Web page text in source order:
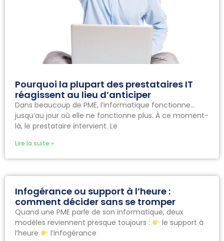
Pourquoi la plupart des prestataires IT
réagissent au lieu d’anticiper
Dans beaucoup de PME, l’informatique fonctionne…
jusqu’au jour où elle ne fonctionne plus. À ce moment-
là, le prestataire intervient. Le
Lire la suite »
Infogérance ou support à l’heure :
comment décider sans se tromper
Quand une PME parle de son informatique, deux
modèles reviennent presque toujours :
le support à
l’heure
l’infogérance